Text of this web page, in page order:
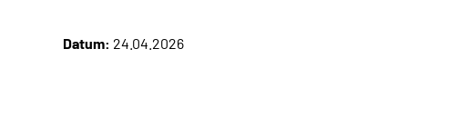
Datum: 24.04.2026